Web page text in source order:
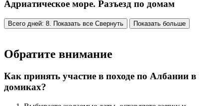
Адриатическое море. Разъезд по домам
Всего дней: 8. Показать все Свернуть Показать больше
Обратите внимание
Как принять участие в походе по Албании в
домиках?